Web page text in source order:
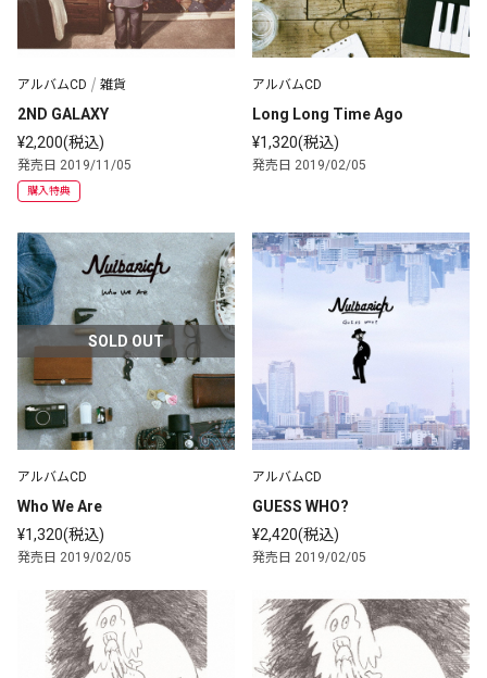
アルバムCD 雑貨
2ND GALAXY
¥2,200(税込)
発売日 2019/11/05
購入特典
アルバムCD
Long Long Time Ago
¥1,320(税込)
発売日 2019/02/05
SOLD OUT
アルバムCD
Who We Are
¥1,320(税込)
発売日 2019/02/05
アルバムCD
GUESS WHO?
¥2,420(税込)
発売日 2019/02/05